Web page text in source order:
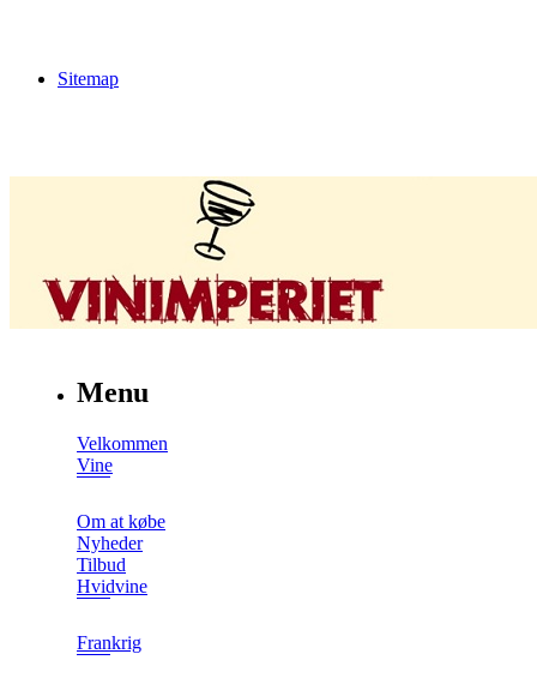
Sitemap
Menu
Velkommen
Vine
Om at købe
Nyheder
Tilbud
Hvidvine
Frankrig